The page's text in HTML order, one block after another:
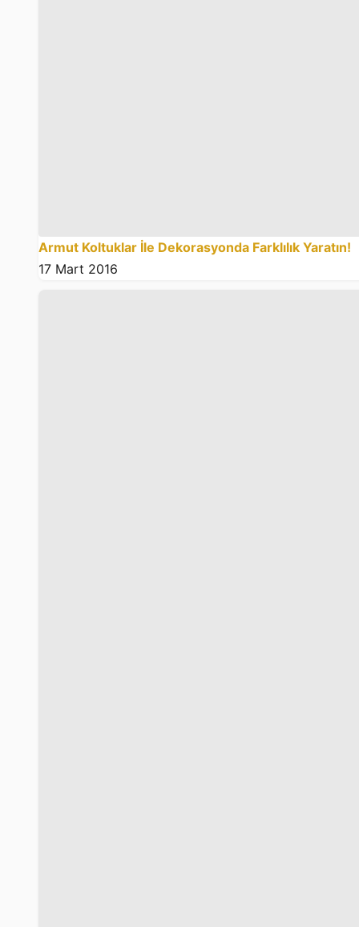
Armut Koltuklar İle Dekorasyonda Farklılık Yaratın!
17 Mart 2016